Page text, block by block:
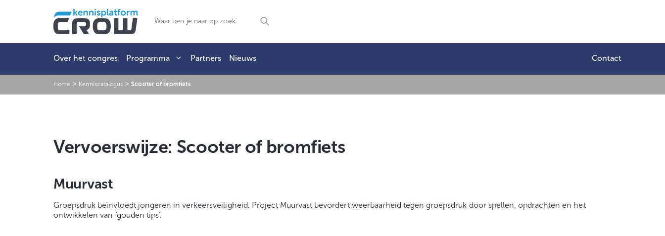
Zoeken
Over het congres Programma Partners Nieuws Contact
Home > Kenniscatalogus >Scooter of bromfiets
Vervoerswijze: Scooter of bromfiets
Muurvast
Groepsdruk beïnvloedt jongeren in verkeersveiligheid. Project Muurvast bevordert weerbaarheid tegen groepsdruk door spellen, opdrachten en het
ontwikkelen van ‘gouden tips’.